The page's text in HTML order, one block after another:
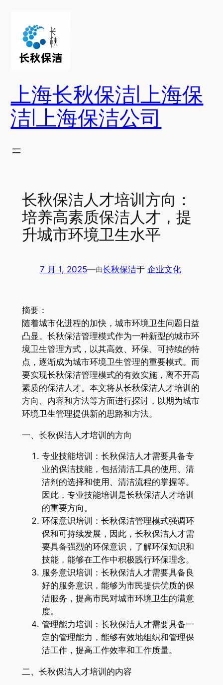
上海长秋保洁|上海保
洁|上海保洁公司
长秋保洁人才培训方向：
培养高素质保洁人才，提
升城市环境卫生水平
7 月 1, 2025—由长秋保洁于 企业文化
摘要：
随着城市化进程的加快，城市环境卫生问题日益
凸显。长秋保洁管理模式作为一种新型的城市环
境卫生管理方式，以其高效、环保、可持续的特
点，逐渐成为城市环境卫生管理的重要模式。而
要实现长秋保洁管理模式的有效实施，离不开高
素质的保洁人才。本文将从长秋保洁人才培训的
方向、内容和方法等方面进行探讨，以期为城市
环境卫生管理提供新的思路和方法。
一、长秋保洁人才培训的方向
专业技能培训：长秋保洁人才需要具备专
业的保洁技能，包括清洁工具的使用、清
洁剂的选择和使用、清洁流程的掌握等。
因此，专业技能培训是长秋保洁人才培训
的重要方向。
环保意识培训：长秋保洁管理模式强调环
保和可持续发展，因此，长秋保洁人才需
要具备强烈的环保意识，了解环保知识和
技能，能够在工作中积极践行环保理念。
服务意识培训：长秋保洁人才需要具备良
好的服务意识，能够为市民提供优质的保
洁服务，提高市民对城市环境卫生的满意
度。
管理能力培训：长秋保洁人才需要具备一
定的管理能力，能够有效地组织和管理保
洁工作，提高工作效率和工作质量。
二、长秋保洁人才培训的内容